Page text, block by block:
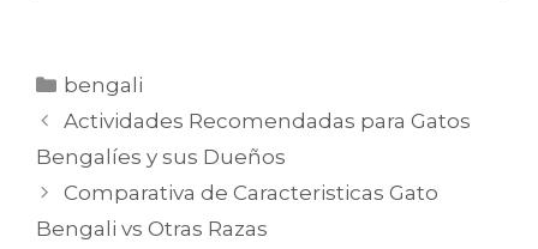
Categorías
bengali
Actividades Recomendadas para Gatos
Bengalíes y sus Dueños
Comparativa de Caracteristicas Gato
Bengali vs Otras Razas